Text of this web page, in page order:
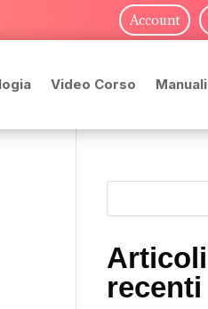
Account
Video Corso Manuali
Articoli
recenti